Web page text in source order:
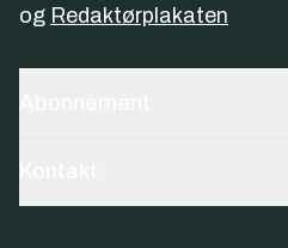
og Redaktørplakaten